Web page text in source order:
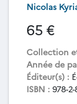
Nicolas
65 €
Collection
Année de
Éditeur(s) :
ISBN : 978-